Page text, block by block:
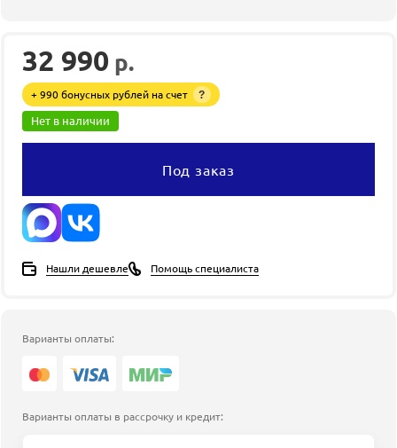
32 990 р.
+ 990 бонусных рублей на счет ?
Нет в наличии
Под заказ
Нашли дешевле Помощь специалиста
Варианты оплаты:
Варианты оплаты в рассрочку и кредит: